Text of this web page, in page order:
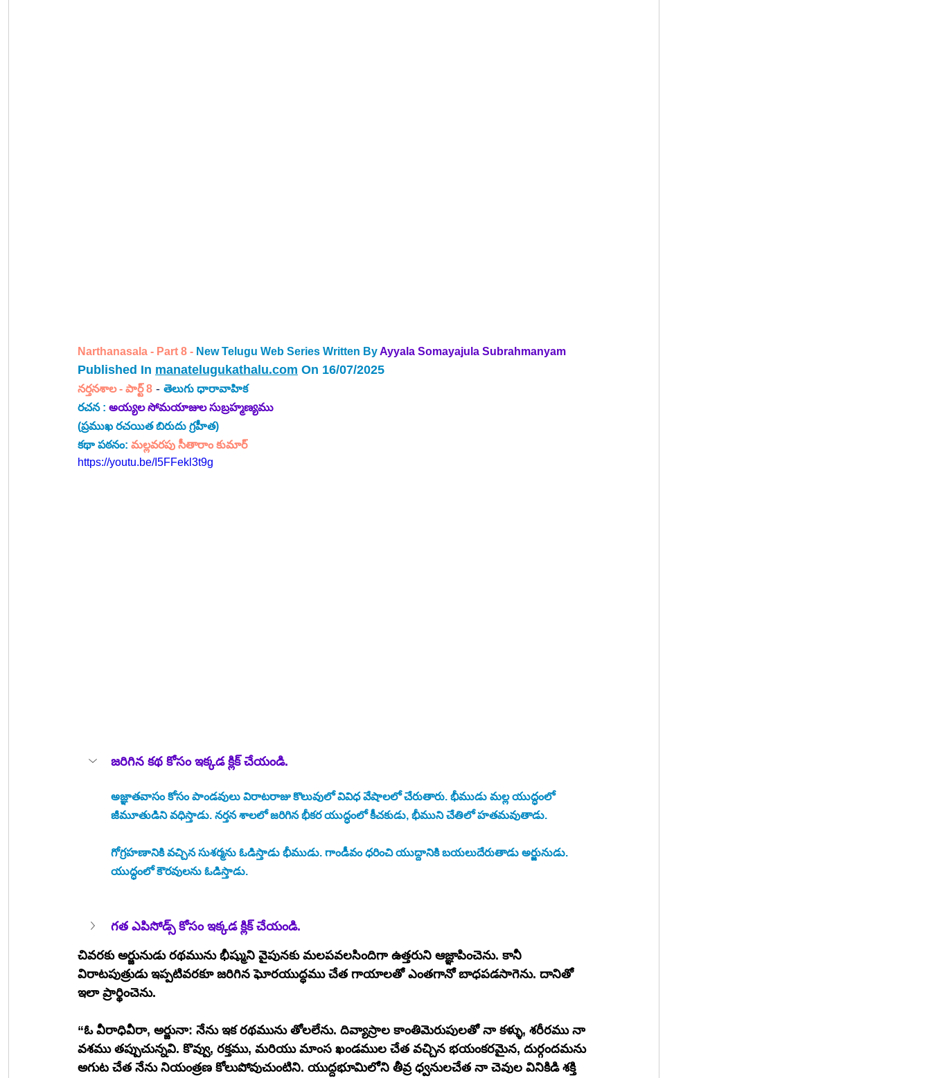
Narthanasala - Part 8 - New Telugu Web Series Written By Ayyala Somayajula Subrahmanyam
Published In manatelugukathalu.com On 16/07/2025
నర్తనశాల - పార్ట్ 8 - తెలుగు ధారావాహిక
రచన : అయ్యల సోమయాజుల సుబ్రహ్మణ్యము
(ప్రముఖ రచయిత బిరుదు గ్రహీత)
కథా పఠనం: మల్లవరపు సీతారాం కుమార్
https://youtu.be/I5FFekl3t9g
జరిగిన కథ కోసం ఇక్కడ క్లిక్ చేయండి.
అజ్ఞాతవాసం కోసం పాండవులు విరాటరాజు కొలువులో వివిధ వేషాలలో చేరుతారు. భీముడు మల్ల యుద్ధంలో
జీమూతుడిని వధిస్తాడు. నర్తన శాలలో జరిగిన భీకర యుద్ధంలో కీచకుడు, భీముని చేతిలో హతమవుతాడు.
గోగ్రహణానికి వచ్చిన సుశర్మను ఓడిస్తాడు భీముడు. గాండీవం ధరించి యుద్దానికి బయలుదేరుతాడు అర్జునుడు.
యుద్ధంలో కౌరవులను ఓడిస్తాడు.
గత ఎపిసోడ్స్ కోసం ఇక్కడ క్లిక్ చేయండి.
చివరకు అర్జునుడు రథమును భీష్ముని వైపునకు మలపవలసిందిగా ఉత్తరుని ఆజ్ఞాపించెను. కానీ
విరాటపుత్రుడు ఇప్పటివరకూ జరిగిన ఘోరయుద్ధము చేత గాయాలతో ఎంతగానో బాధపడసాగెను. దానితో
ఇలా ప్రార్థించెను.
“ఓ వీరాధివీరా, అర్జునా: నేను ఇక రథమును తోలలేను. దివ్యాస్రాల కాంతిమెరుపులతో నా కళ్ళు, శరీరము నా
వశము తప్పుచున్నవి. కొవ్వు, రక్తము, మరియు మాంస ఖండముల చేత వచ్చిన భయంకరమైన, దుర్గందమను
అగుట చేత నేను నియంత్రణ కోలుపోవుచుంటిని. యుద్దభూమిలోని తీవ్ర ధ్వనులచేత నా చెవుల వినికిడి శక్తి